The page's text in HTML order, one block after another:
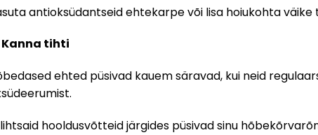
antioksüdantseid ehtekarpe või lisa hoiukohta väike
Kanna tihti
ehted püsivad kauem säravad, kui neid
.
hooldusvõtteid järgides püsivad sinu